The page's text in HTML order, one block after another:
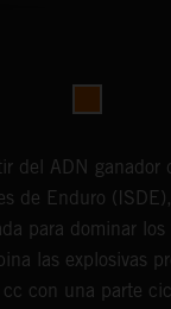
del ADN ganador
de Enduro
para dominar
las explosivas
con una parte